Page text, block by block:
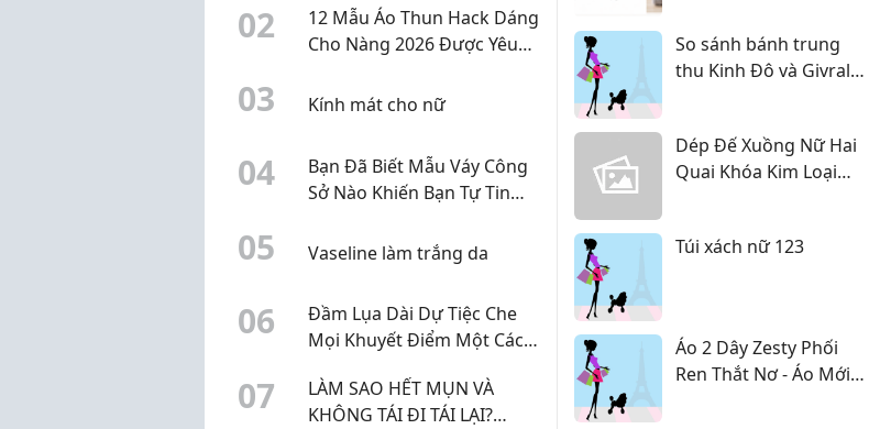
02
12 Mẫu Áo Thun Hack Dáng
Cho Nàng 2026 Được Yêu
Phối Đồ
03 Kính mát cho nữ
04
Bạn Đã Biết Mẫu Váy Công
Sở Nào Khiến Bạn Tự Tin
05 Vaseline làm trắng da
06
Đầm Lụa Dài Dự Tiệc Che
Mọi Khuyết Điểm Một Cách
07
LÀM SAO HẾT MỤN VÀ
KHÔNG TÁI ĐI TÁI LẠI?
So sánh bánh trung
thu Kinh Đô và Givral
Dép Đế Xuồng Nữ Hai
Quai Khóa Kim Loại
Túi xách nữ 123
Áo 2 Dây Zesty Phối
Ren Thắt Nơ - Áo Mới